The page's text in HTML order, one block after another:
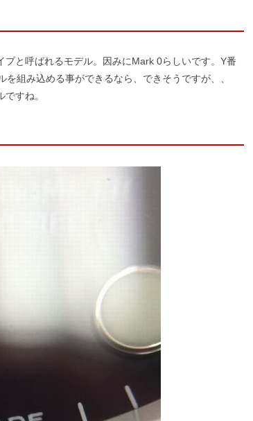
プと呼ばれるモデル。因みにMark 0らしいです。Y番
組み込める事ができるなら、できそうですが、、
すね。